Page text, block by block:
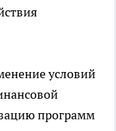
условий
программ